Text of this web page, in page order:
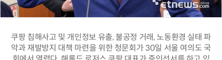
쿠팡 침해사고 및 개인정보 유출, 불공정 거래, 노동환경 실태 파
악과 재발방지 대책 마련을 위한 청문회가 30일 서울 여의도 국